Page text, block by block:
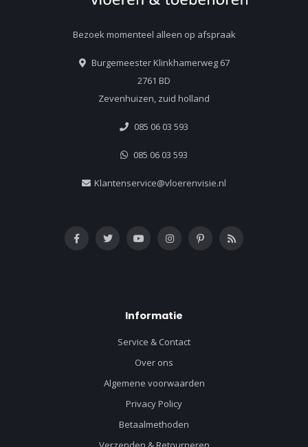
Bezoek momenteel alleen op afspraak
Burgemeester Klinkhamerweg 67
2761 BD
Zevenhuizen, zuid holland
085 06 03 593
085 06 03 593
Klantenservice@vloerenvisie.nl
Informatie
Service & Contact
Over ons
Algemene voorwaarden
Privacy Policy
Betaalmethoden